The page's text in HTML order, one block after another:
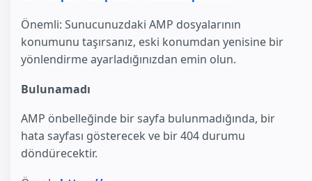
Önemli: Sunucunuzdaki AMP dosyalarının
konumunu taşırsanız, eski konumdan yenisine bir
yönlendirme ayarladığınızdan emin olun.
Bulunamadı
AMP önbelleğinde bir sayfa bulunmadığında, bir
hata sayfası gösterecek ve bir 404 durumu
döndürecektir.